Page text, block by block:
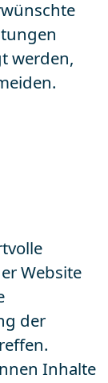
werden,
Website
der
Inhalte